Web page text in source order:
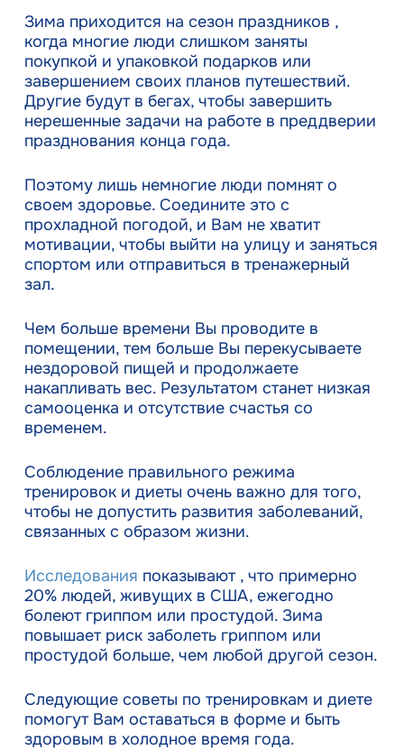
Зима приходится на сезон праздников ,
когда многие люди слишком заняты
покупкой и упаковкой подарков или
завершением своих планов путешествий.
Другие будут в бегах, чтобы завершить
нерешенные задачи на работе в преддверии
празднования конца года.
Поэтому лишь немногие люди помнят о
своем здоровье. Соедините это с
прохладной погодой, и Вам не хватит
мотивации, чтобы выйти на улицу и заняться
спортом или отправиться в тренажерный
зал.
Чем больше времени Вы проводите в
помещении, тем больше Вы перекусываете
нездоровой пищей и продолжаете
накапливать вес. Результатом станет низкая
самооценка и отсутствие счастья со
временем.
Соблюдение правильного режима
тренировок и диеты очень важно для того,
чтобы не допустить развития заболеваний,
связанных с образом жизни.
Исследования показывают , что примерно
20% людей, живущих в США, ежегодно
болеют гриппом или простудой. Зима
повышает риск заболеть гриппом или
простудой больше, чем любой другой сезон.
Следующие советы по тренировкам и диете
помогут Вам оставаться в форме и быть
здоровым в холодное время года.